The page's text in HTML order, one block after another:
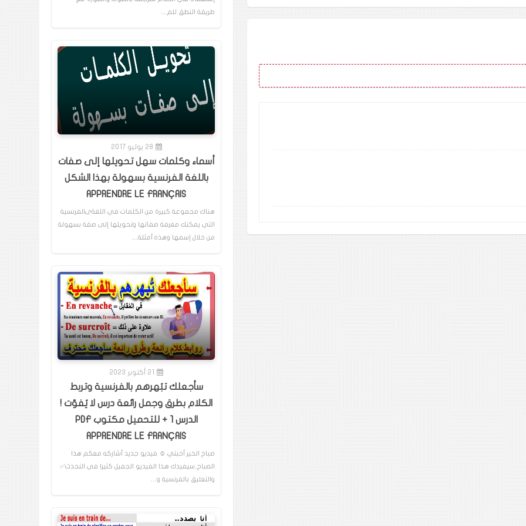
طريقة النطق للم…
28 يوليو 2017
أسماء وكلمات سهل تحويلها إلى صفات
باللغة الفرنسية بسهولة بهذا الشكل
APPRENDRE LE FRANÇAIS
هناك مجموعة كبيرة من الكلمات في اللغةىالفرنسية
التي يمكنك معرفة صفاتها وتحويلها إلى صفة بسهولة
من خلال إسمها وهذه أمثلة…
21 أكتوبر 2023
سأجعلك تبُهرهم بالفرنسية وتربط
الكلام بطرق وجمل رائعة درس لا يُفوّت !
الدرس 1 + للتحميل مكتوب PDF
APPRENDRE LE FRANÇAIS
صباح الخير أحبتي ☺️ فيديو جديد أشاركه معكم هذا
الصباح..سيفيدك هذا الفيديو الجميل كثيرا في التحدث✅️
والتعليق بالفرنسية و…